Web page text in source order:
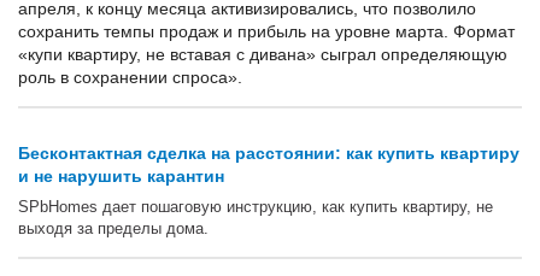
апреля, к концу месяца активизировались, что позволило
сохранить темпы продаж и прибыль на уровне марта. Формат
«купи квартиру, не вставая с дивана» сыграл определяющую
роль в сохранении спроса».
Бесконтактная сделка на расстоянии: как купить квартиру
и не нарушить карантин
SPbHomes дает пошаговую инструкцию, как купить квартиру, не
выходя за пределы дома.